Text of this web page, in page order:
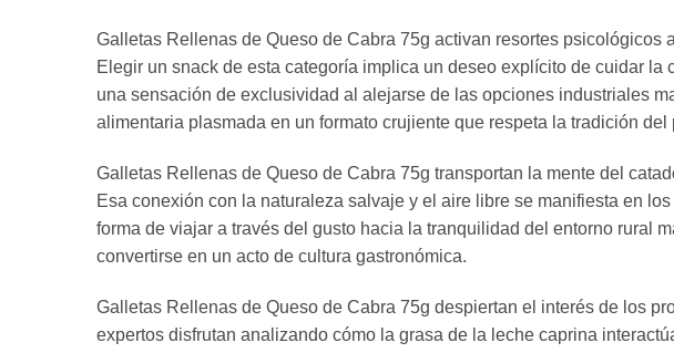
Galletas Rellenas de Queso de Cabra 75g activan resortes
Elegir un snack de esta categoría implica un deseo explícito de cuidar
una sensación de exclusividad al alejarse de las opciones industriales
alimentaria plasmada en un formato crujiente que respeta la tradición del
Galletas Rellenas de Queso de Cabra 75g transportan la mente del
Esa conexión con la naturaleza salvaje y el aire libre se manifiesta en
forma de viajar a través del gusto hacia la tranquilidad del entorno rural
convertirse en un acto de cultura gastronómica.
Galletas Rellenas de Queso de Cabra 75g despiertan el interés de los
expertos disfrutan analizando cómo la grasa de la leche caprina